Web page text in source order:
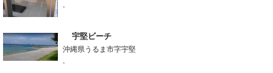
-
宇堅ビーチ
沖縄県うるま市字宇堅
-